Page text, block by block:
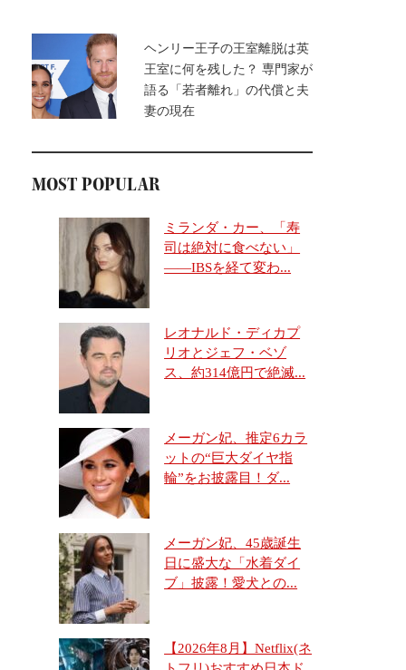
ヘンリー王子の王室離脱は英
王室に何を残した？ 専門家が
語る「若者離れ」の代償と夫
妻の現在
MOST POPULAR
ミランダ・カー、「寿
司は絶対に食べない」
――IBSを経て変わ...
レオナルド・ディカプ
リオとジェフ・ベゾ
ス、約314億円で絶滅...
メーガン妃、推定6カラ
ットの“巨大ダイヤ指
輪”をお披露目！ダ...
メーガン妃、45歳誕生
日に盛大な「水着ダイ
ブ」披露！愛犬との...
【2026年8月】Netflix(ネ